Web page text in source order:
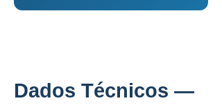
Dados Técnicos —